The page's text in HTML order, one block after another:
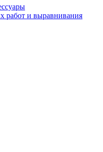
работ и выравнивания